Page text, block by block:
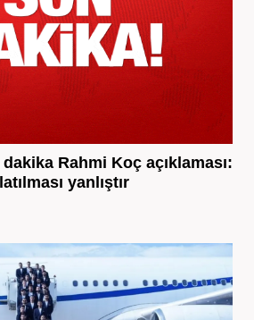
Rahmi Koç açıklaması:
yanlıştır